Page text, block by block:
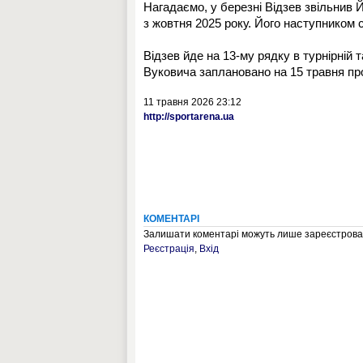
Нагадаємо, у березні Відзев
з жовтня 2025 року. Його
Відзев йде на 13-му рядку в
Вуковича заплановано на 15 травня
11 травня 2026 23:12
http://sportarena.ua
КОМЕНТАРІ
Залишати коментарі можуть лише
Реєстрація, Вхід